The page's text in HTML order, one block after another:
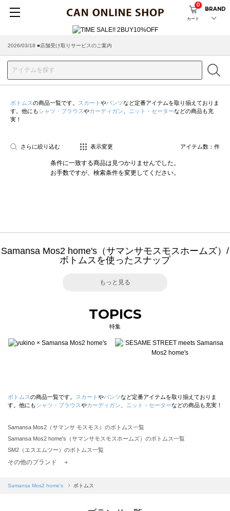
カート
0
BRAND
2026/03/18 ■店舗受け取りサービスのご案内
ボトムスの商品一覧です。 スカート やパンツなど定番アイテムを取り揃えておりま
す。他にもシャツ・ブラウスやカーディガン ニット・セーターなどの商品も充
実！
さらに絞り込む 表示変更 アイテム数： 件
条件に一致する商品は見つかりませんでした。
お手数ですが、検索条件を変更してください。
Samansa Mos2 home's（サマンサモスモスホームズ）/
ボトムスを使ったスナップ
もっと見る
TOPICS
特集
ボトムスの商品一覧です。 スカート やパンツなど定番アイテムを取り揃えておりま
す。他にもシャツ・ブラウスやカーディガン ニット・セーターなどの商品も充実！
Samansa Mos2（サマンサ モスモス）のボトムス一覧
Samansa Mos2 home's（サマンサモスモスホームズ）のボトムス一覧
SM2（エスエムツー）のボトムス一覧
TSUHARU by Samansa Mos2（ツハルバイサマンサモスモス）のボトムス一覧
Samansa Mos2 blue（サマンサモスモス ブルー）のボトムス一覧
その他のブランド ＋
Samansa Mos2 home's ボトムス